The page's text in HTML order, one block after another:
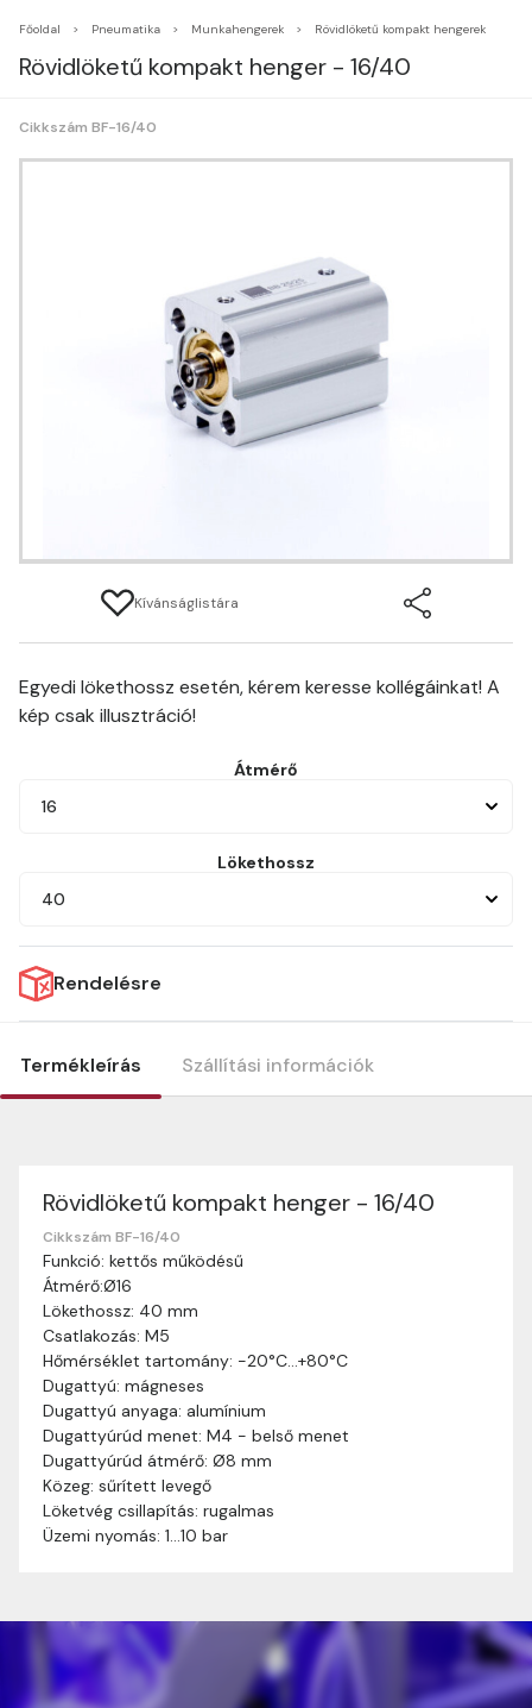
Főoldal Pneumatika Munkahengerek Rövidlöketű kompakt hengerek
Rövidlöketű kompakt henger - 16/40
Cikkszám BF-16/40
Kívánságlistára
Egyedi lökethossz esetén, kérem keresse kollégáinkat! A
kép csak illusztráció!
Átmérő
16
Lökethossz
40
Rendelésre
Termékleírás Szállítási információk
Rövidlöketű kompakt henger - 16/40
Cikkszám BF-16/40
Funkció: kettős működésű
Átmérő:Ø16
Lökethossz: 40 mm
Csatlakozás: M5
Hőmérséklet tartomány: -20°C…+80°C
Dugattyú: mágneses
Dugattyú anyaga: alumínium
Dugattyúrúd menet: M4 - belső menet
Dugattyúrúd átmérő: Ø8 mm
Közeg: sűrített levegő
Löketvég csillapítás: rugalmas
Üzemi nyomás: 1…10 bar
Szállítási információk
Nagyon köszönjük, hogy webshopunkat választottátok
vásárlásaitokhoz. Az alábbiakban megtaláljátok szállítási
információinkat, hogy a vásárlásotok gördülékenyen és
zökkenőmentesen történhessen.
Szállítási idő:Általában a megrendeléseket 2-5
munkanapon belül kézbesítjük. Amennyiben
valamilyen okból kifolyólag a szállítás hosszabb
ideig tart, előre értesítünk benneteket.
Szállítási díj:A szállítási díj függ a termék súlyától
és a szállítási cím távolságától. A pontos szállítási
díjat a vásárlás folyamata során megtekinthetitek,
mielőtt a rendelést véglegesítitek.